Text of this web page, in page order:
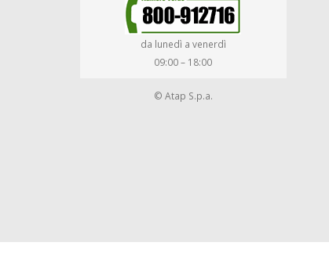
da lunedì a venerdì
09:00 – 18:00
© Atap S.p.a.